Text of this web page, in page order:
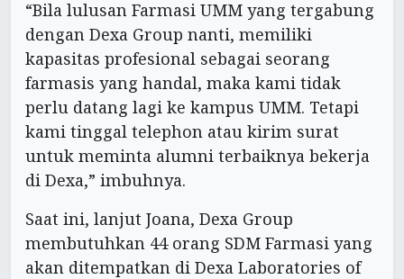
“Bila lulusan Farmasi UMM yang tergabung
dengan Dexa Group nanti, memiliki
kapasitas profesional sebagai seorang
farmasis yang handal, maka kami tidak
perlu datang lagi ke kampus UMM. Tetapi
kami tinggal telephon atau kirim surat
untuk meminta alumni terbaiknya bekerja
di Dexa,” imbuhnya.
Saat ini, lanjut Joana, Dexa Group
membutuhkan 44 orang SDM Farmasi yang
akan ditempatkan di Dexa Laboratories of